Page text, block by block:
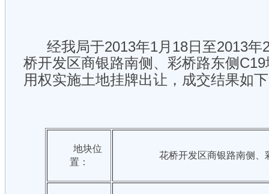
经我局于2013年1月18日至2013年
桥开发区商银路南侧、彩桥路东侧
用权实施土地挂牌出让，成交结果如
地块位
置：
花桥开发区商银路南侧、